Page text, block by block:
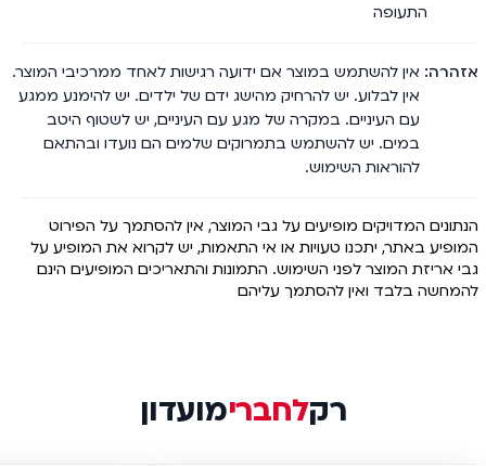
התעופה
אזהרה אין להשתמש במוצר אם ידועה רגישות לאחד ממרכיבי המוצר.
אין לבלוע. יש להרחיק מהישג ידם של ילדים. יש להימנע ממגע
עם העיניים. במקרה של מגע עם העיניים, יש לשטוף היטב
במים. יש להשתמש בתמרוקים שלמים הם נועדו ובהתאם
להוראות השימוש.
הנתונים המדויקים מופיעים על גבי המוצר, אין להסתמך על הפירוט
המופיע באתר, יתכנו טעויות או אי התאמות, יש לקרוא את המופיע על
גבי אריזת המוצר לפני השימוש. התמונות והתאריכים המופיעים הינם
להמחשה בלבד ואין להסתמך עליהם
רקלחברימועדון